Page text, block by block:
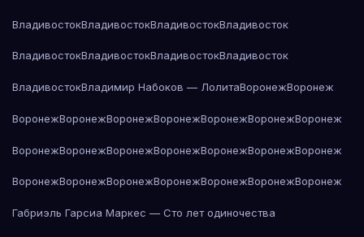
ВладивостокВладивостокВладивостокВладивосток
ВладивостокВладивостокВладивостокВладивосток
ВладивостокВладимир Набоков — ЛолитаВоронежВоронеж
ВоронежВоронежВоронежВоронежВоронежВоронежВоронеж
ВоронежВоронежВоронежВоронежВоронежВоронежВоронеж
ВоронежВоронежВоронежВоронежВоронежВоронежВоронеж
Габриэль Гарсиа Маркес — Сто лет одиночества